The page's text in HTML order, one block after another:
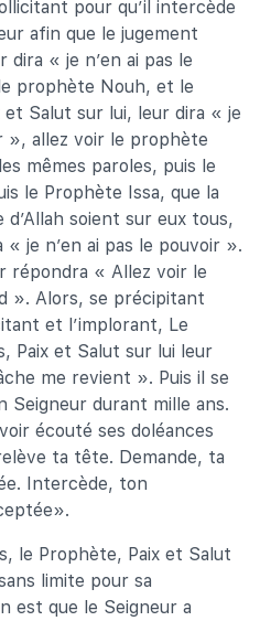
pour qu’il intercède
afin que le jugement
dira « je n’en ai pas le
prophète Nouh, et le
Salut sur lui, leur dira « je
», allez voir le prophète
mêmes paroles, puis le
le Prophète Issa, que la
d’Allah soient sur eux tous,
je n’en ai pas le pouvoir ».
répondra « Allez voir le
». Alors, se précipitant
et l’implorant, Le
Paix et Salut sur lui leur
me revient ». Puis il se
Seigneur durant mille ans.
écouté ses doléances
ta tête. Demande, ta
Intercède, ton
le Prophète, Paix et Salut
limite pour sa
est que le Seigneur a